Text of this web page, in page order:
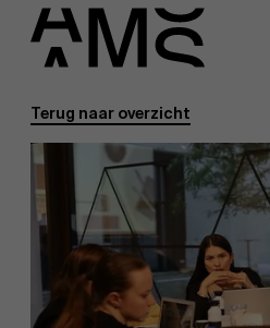
Programma's
Full-time programma's
Part-time programma's
Faculty
Terug naar overzicht